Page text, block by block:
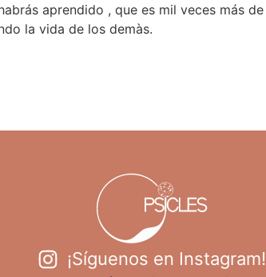
aprendido , que es mil veces más de
la vida de los demàs.
¡Síguenos en Instagram!